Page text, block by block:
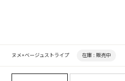
ヌメ×ベージュストライプ 在庫 : 販売中